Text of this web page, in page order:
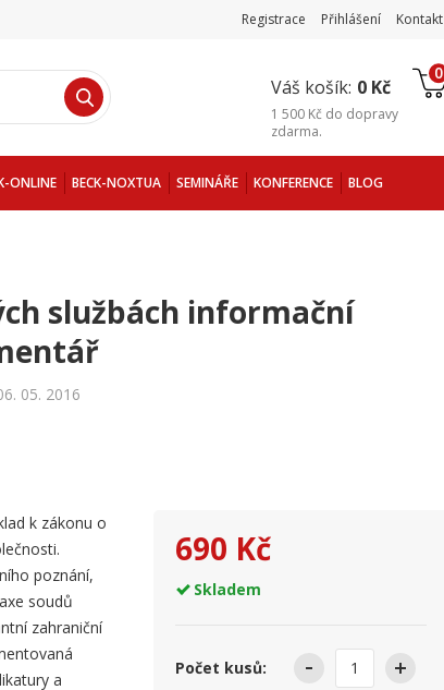
Registrace Přihlášení Kontakt
Váš košík: 0 Kč
0
1 500 Kč do dopravy
zdarma.
ONLINE BECK-NOXTUA SEMINÁŘE KONFERENCE BLOG
službách informační
05. 2016
690 Kč
Skladem
Počet kusů:
k zákonu o
poznání,
soudů
zahraniční
a